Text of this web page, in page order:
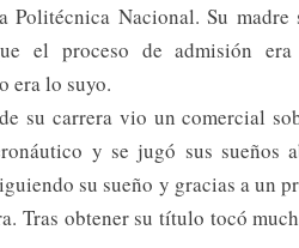
Politécnica Nacional. Su
el proceso de admisión
era lo suyo.
su carrera vio un comercial
y se jugó sus sueños
su sueño y gracias a un
Tras obtener su título tocó